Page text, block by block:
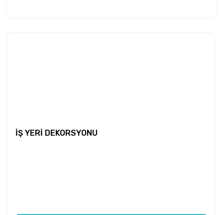
İŞ YERİ DEKORSYONU